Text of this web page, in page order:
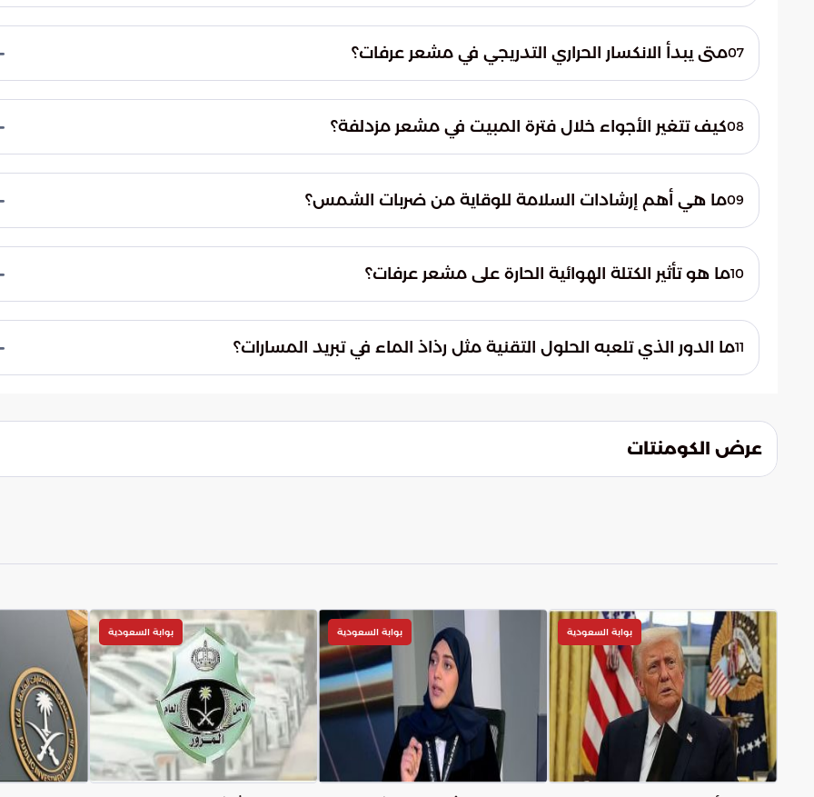
بجفاف الطقس، مما يجعل ترطيب الجسم المستمر أمراً ضرورياً لمواجهة الجفاف الناتج عن العوامل07متى يبدأ الانكسار الحراري التدريجي في مشعر عرفات؟
مع بدء توافد الحجاج نحو مشعر مزدلفة، حيث تبدأ الأجواء في التحول نحو الاعتدال.08كيف تتغير الأجواء خلال فترة المبيت في مشعر مزدلفة؟
مئوية.
09ما هي أهم إرشادات السلامة للوقاية من ضربات الشمس؟
ساعات الذروة. كما يشدد الخبراء على أهمية شرب السوائل بانتظام لتعويض ما يفقده الجسم نتيجة
الحرارة العالية والجفاف.
10ما هو تأثير الكتلة الهوائية الحارة على مشعر عرفات؟
التأثير المباشر يجعل الظل والمظلات الشمسية ضرورة لا غنى عنها لضمان أداء مناسك الحج بأمان
ودون عوائق صحية.
11ما الدور الذي تلعبه الحلول التقنية مثل رذاذ الماء في تبريد المسارات؟
بأمان في ظل التحديات المناخية.
عرض الكومنتات
بوابة السعودية بوابة السعودية بوابة السعودية